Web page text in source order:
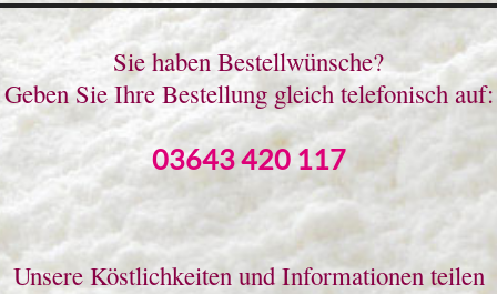
Sie haben Bestellwünsche?
Geben Sie Ihre Bestellung gleich telefonisch auf:
03643 420 117
Unsere Köstlichkeiten und Informationen teilen